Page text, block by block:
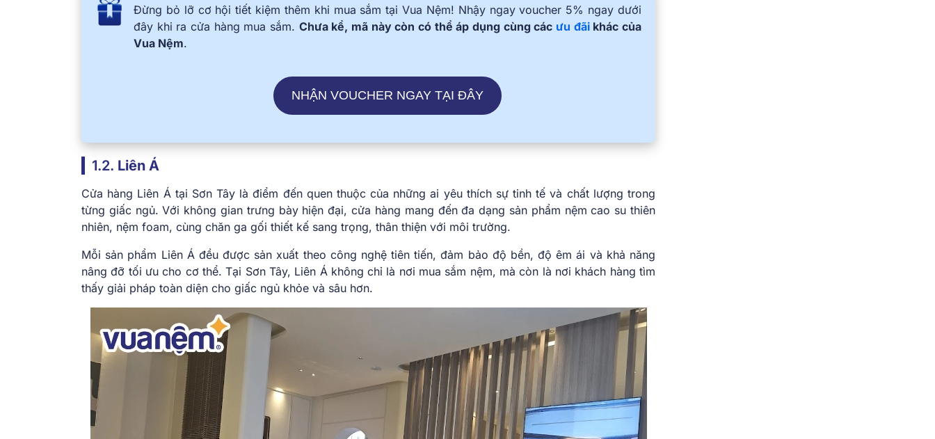
Đừng bỏ lỡ cơ hội tiết kiệm thêm khi mua sắm tại Vua Nệm! Nhậy ngay voucher 5% ngay dưới
đây khi ra cửa hàng mua sắm. Chưa kể, mã này còn có thể áp dụng cùng các ưu đãikhác của
Vua Nệm.
NHẬN VOUCHER NGAY TẠI ĐÂY
1.2. Liên Á
Cửa hàng Liên Á tại Sơn Tây là điểm đến quen thuộc của những ai yêu thích sự tinh tế và chất lượng trong
từng giấc ngủ. Với không gian trưng bày hiện đại, cửa hàng mang đến đa dạng sản phẩm nệm cao su thiên
nhiên, nệm foam, cùng chăn ga gối thiết kế sang trọng, thân thiện với môi trường.
Mỗi sản phẩm Liên Á đều được sản xuất theo công nghệ tiên tiến, đảm bảo độ bền, độ êm ái và khả năng
nâng đỡ tối ưu cho cơ thể. Tại Sơn Tây, Liên Á không chỉ là nơi mua sắm nệm, mà còn là nơi khách hàng tìm
thấy giải pháp toàn diện cho giấc ngủ khỏe và sâu hơn.